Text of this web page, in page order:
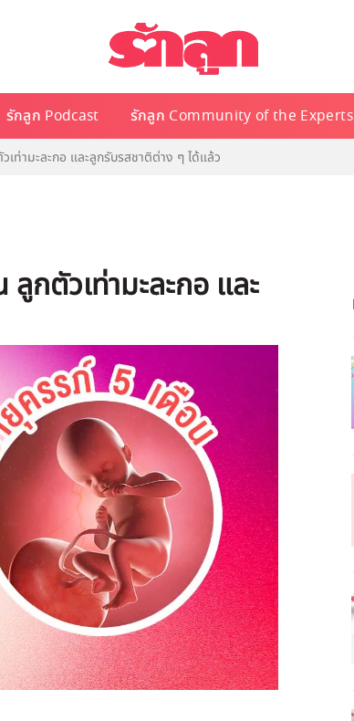
รักลูก Podcast รักลูก Community of the Experts
ท่ามะละกอ และลูกรับรสชาติต่าง ๆ ได้แล้ว
กตัวเท่ามะละกอ และ